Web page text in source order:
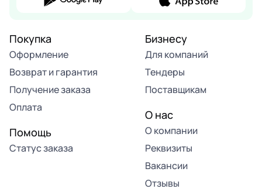
Покупка
Оформление
Возврат и гарантия
Получение заказа
Оплата
Помощь
Статус заказа
Бизнесу
Для компаний
Тендеры
Поставщикам
О нас
О компании
Реквизиты
Вакансии
Отзывы